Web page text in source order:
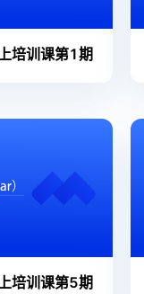
培训课第1期
培训课第5期